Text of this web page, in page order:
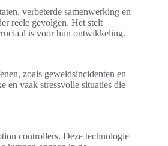
verbeterde samenwerking en
reële gevolgen. Het stelt
is voor hun ontwikkeling.
zoals geweldsincidenten en
en vaak stressvolle situaties die
controllers. Deze technologie